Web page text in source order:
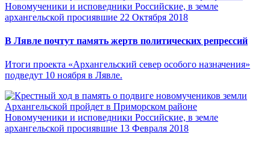
Новомученики и исповедники Российские, в земле
архангельской просиявшие 22 Октября 2018
В Лявле почтут память жертв политических репрессий
Итоги проекта «Архангельский север особого назначения»
подведут 10 ноября в Лявле.
Новомученики и исповедники Российские, в земле
архангельской просиявшие 13 Февраля 2018